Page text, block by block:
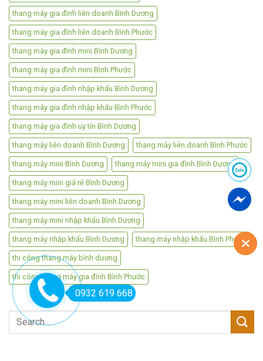
thang máy gia đình liên doanh Bình Dương
thang máy gia đình liên doanh Bình Phước
thang máy gia đình mini Bình Dương
thang máy gia đình mini Bình Phước
thang máy gia đình nhập khẩu Bình Dương
thang máy gia đình nhập khẩu Bình Phước
thang máy gia đình uy tín Bình Dương
thang máy liên doanh Bình Dương thang máy liên doanh Bình Phước
thang máy mini Bình Dương thang máy mini gia đình Bình Dương
thang máy mini giá rẻ Bình Dương
thang máy mini liên doanh Bình Dương
thang máy mini nhập khẩu Bình Dương
thang máy nhập khẩu Bình Dương thang máy nhập khẩu Bình Phước
thi công thang máy bình dương
thi công thang máy gia đình Bình Phước
Search
0932 619 668